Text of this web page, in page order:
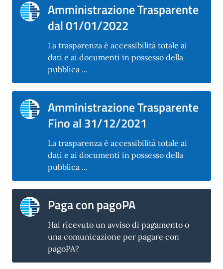
Amministrazione Trasparente
dal 01/01/2022
La trasparenza è accessibilità totale ai
dati e ai documenti in possesso della
pubblica ...
Amministrazione Trasparente
Fino al 31/12/2021
La trasparenza è accessibilità totale ai
dati e ai documenti in possesso della
pubblica ...
Paga con pagoPA
Hai ricevuto un avviso di pagamento o
una comunicazione per pagare con
pagoPA?